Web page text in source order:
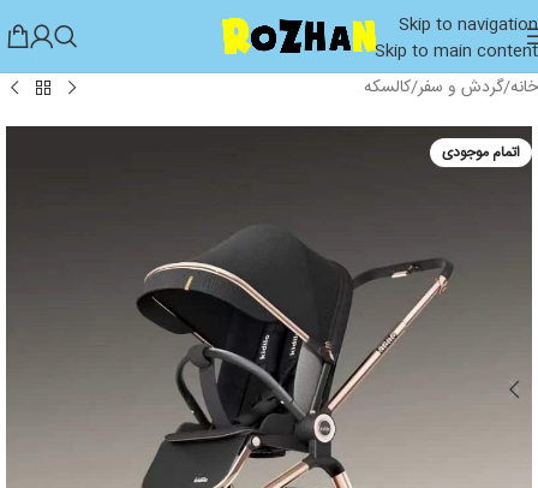
Skip to navigation
Skip to main content
خانه/گردش و سفر/کالسکه
اتمام موجودی